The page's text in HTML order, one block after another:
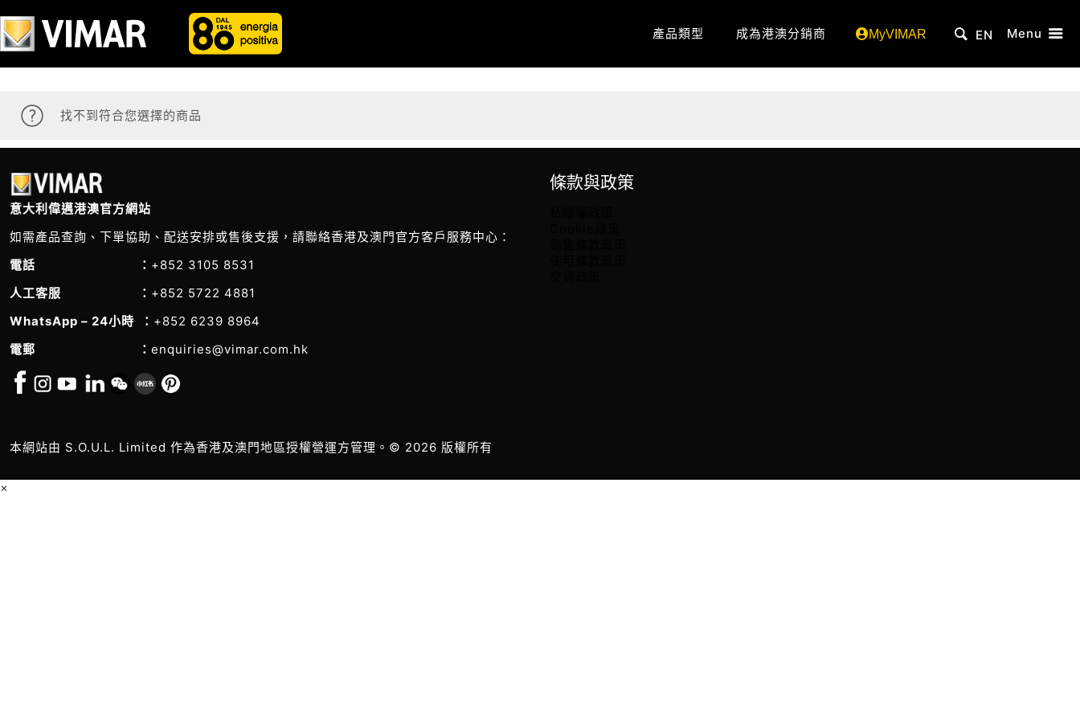
產品類型 成為港澳分銷商 MyVIMAR EN Menu
找不到符合您選擇的商品
意大利偉邁港澳官方網站
如需產品查詢、下單協助、配送安排或售後支援，請聯絡香港及澳門官方客戶服務中心：
電話 ： +852 3105 8531
人工客服 ： +852 5722 4881
WhatsApp – 24小時 ： +852 6239 8964
電郵 ： enquiries@vimar.com.hk
條款與政策
本網站由 S.O.U.L. Limited 作為香港及澳門地區授權營運方管理。© 2026 版權所有
×